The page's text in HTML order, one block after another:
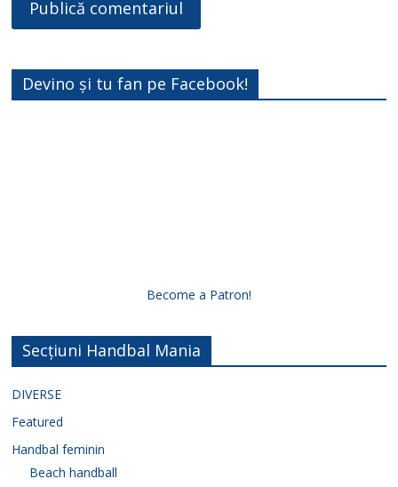
Devino și tu fan pe Facebook!
Become a Patron!
Secțiuni Handbal Mania
DIVERSE
Featured
Handbal feminin
Beach handball